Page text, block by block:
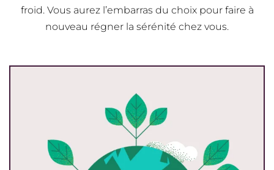
froid. Vous aurez l’embarras du choix pour faire à
nouveau régner la sérénité chez vous.